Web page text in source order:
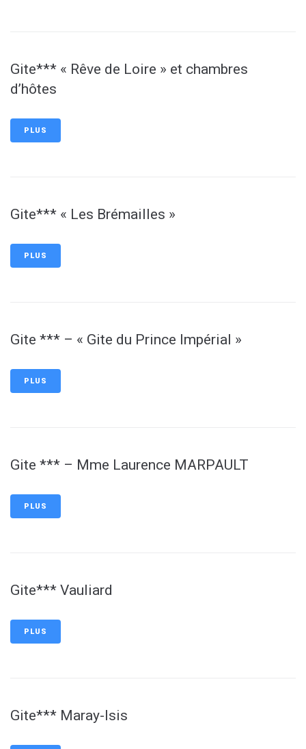
Gite*** « Rêve de Loire » et chambres
d’hôtes
PLUS
Gite*** « Les Brémailles »
PLUS
Gite *** – « Gite du Prince Impérial »
PLUS
Gite *** – Mme Laurence MARPAULT
PLUS
Gite*** Vauliard
PLUS
Gite*** Maray-Isis